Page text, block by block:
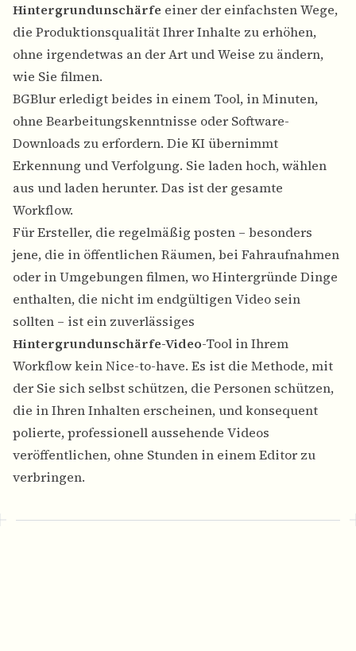
Hintergrundunschärfe einer der einfachsten Wege,
die Produktionsqualität Ihrer Inhalte zu erhöhen,
ohne irgendetwas an der Art und Weise zu ändern,
wie Sie filmen.
BGBlur erledigt beides in einem Tool, in Minuten,
ohne Bearbeitungskenntnisse oder Software-
Downloads zu erfordern. Die KI übernimmt
Erkennung und Verfolgung. Sie laden hoch, wählen
aus und laden herunter. Das ist der gesamte
Workflow.
Für Ersteller, die regelmäßig posten – besonders
jene, die in öffentlichen Räumen, bei Fahraufnahmen
oder in Umgebungen filmen, wo Hintergründe Dinge
enthalten, die nicht im endgültigen Video sein
sollten – ist ein zuverlässiges
Hintergrundunschärfe-Video-Tool in Ihrem
Workflow kein Nice-to-have. Es ist die Methode, mit
der Sie sich selbst schützen, die Personen schützen,
die in Ihren Inhalten erscheinen, und konsequent
polierte, professionell aussehende Videos
veröffentlichen, ohne Stunden in einem Editor zu
verbringen.